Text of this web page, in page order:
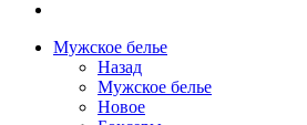
Мужское белье
Назад
Мужское белье
Новое